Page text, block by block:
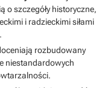
o szczegóły historyczne,
i radzieckimi siłami
rozbudowany
niestandardowych